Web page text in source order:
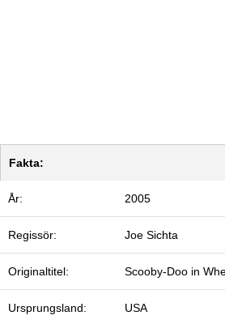
Fakta:
År: 2005
Regissör: Joe Sichta
Originaltitel: Scooby-Doo in
Ursprungsland: USA